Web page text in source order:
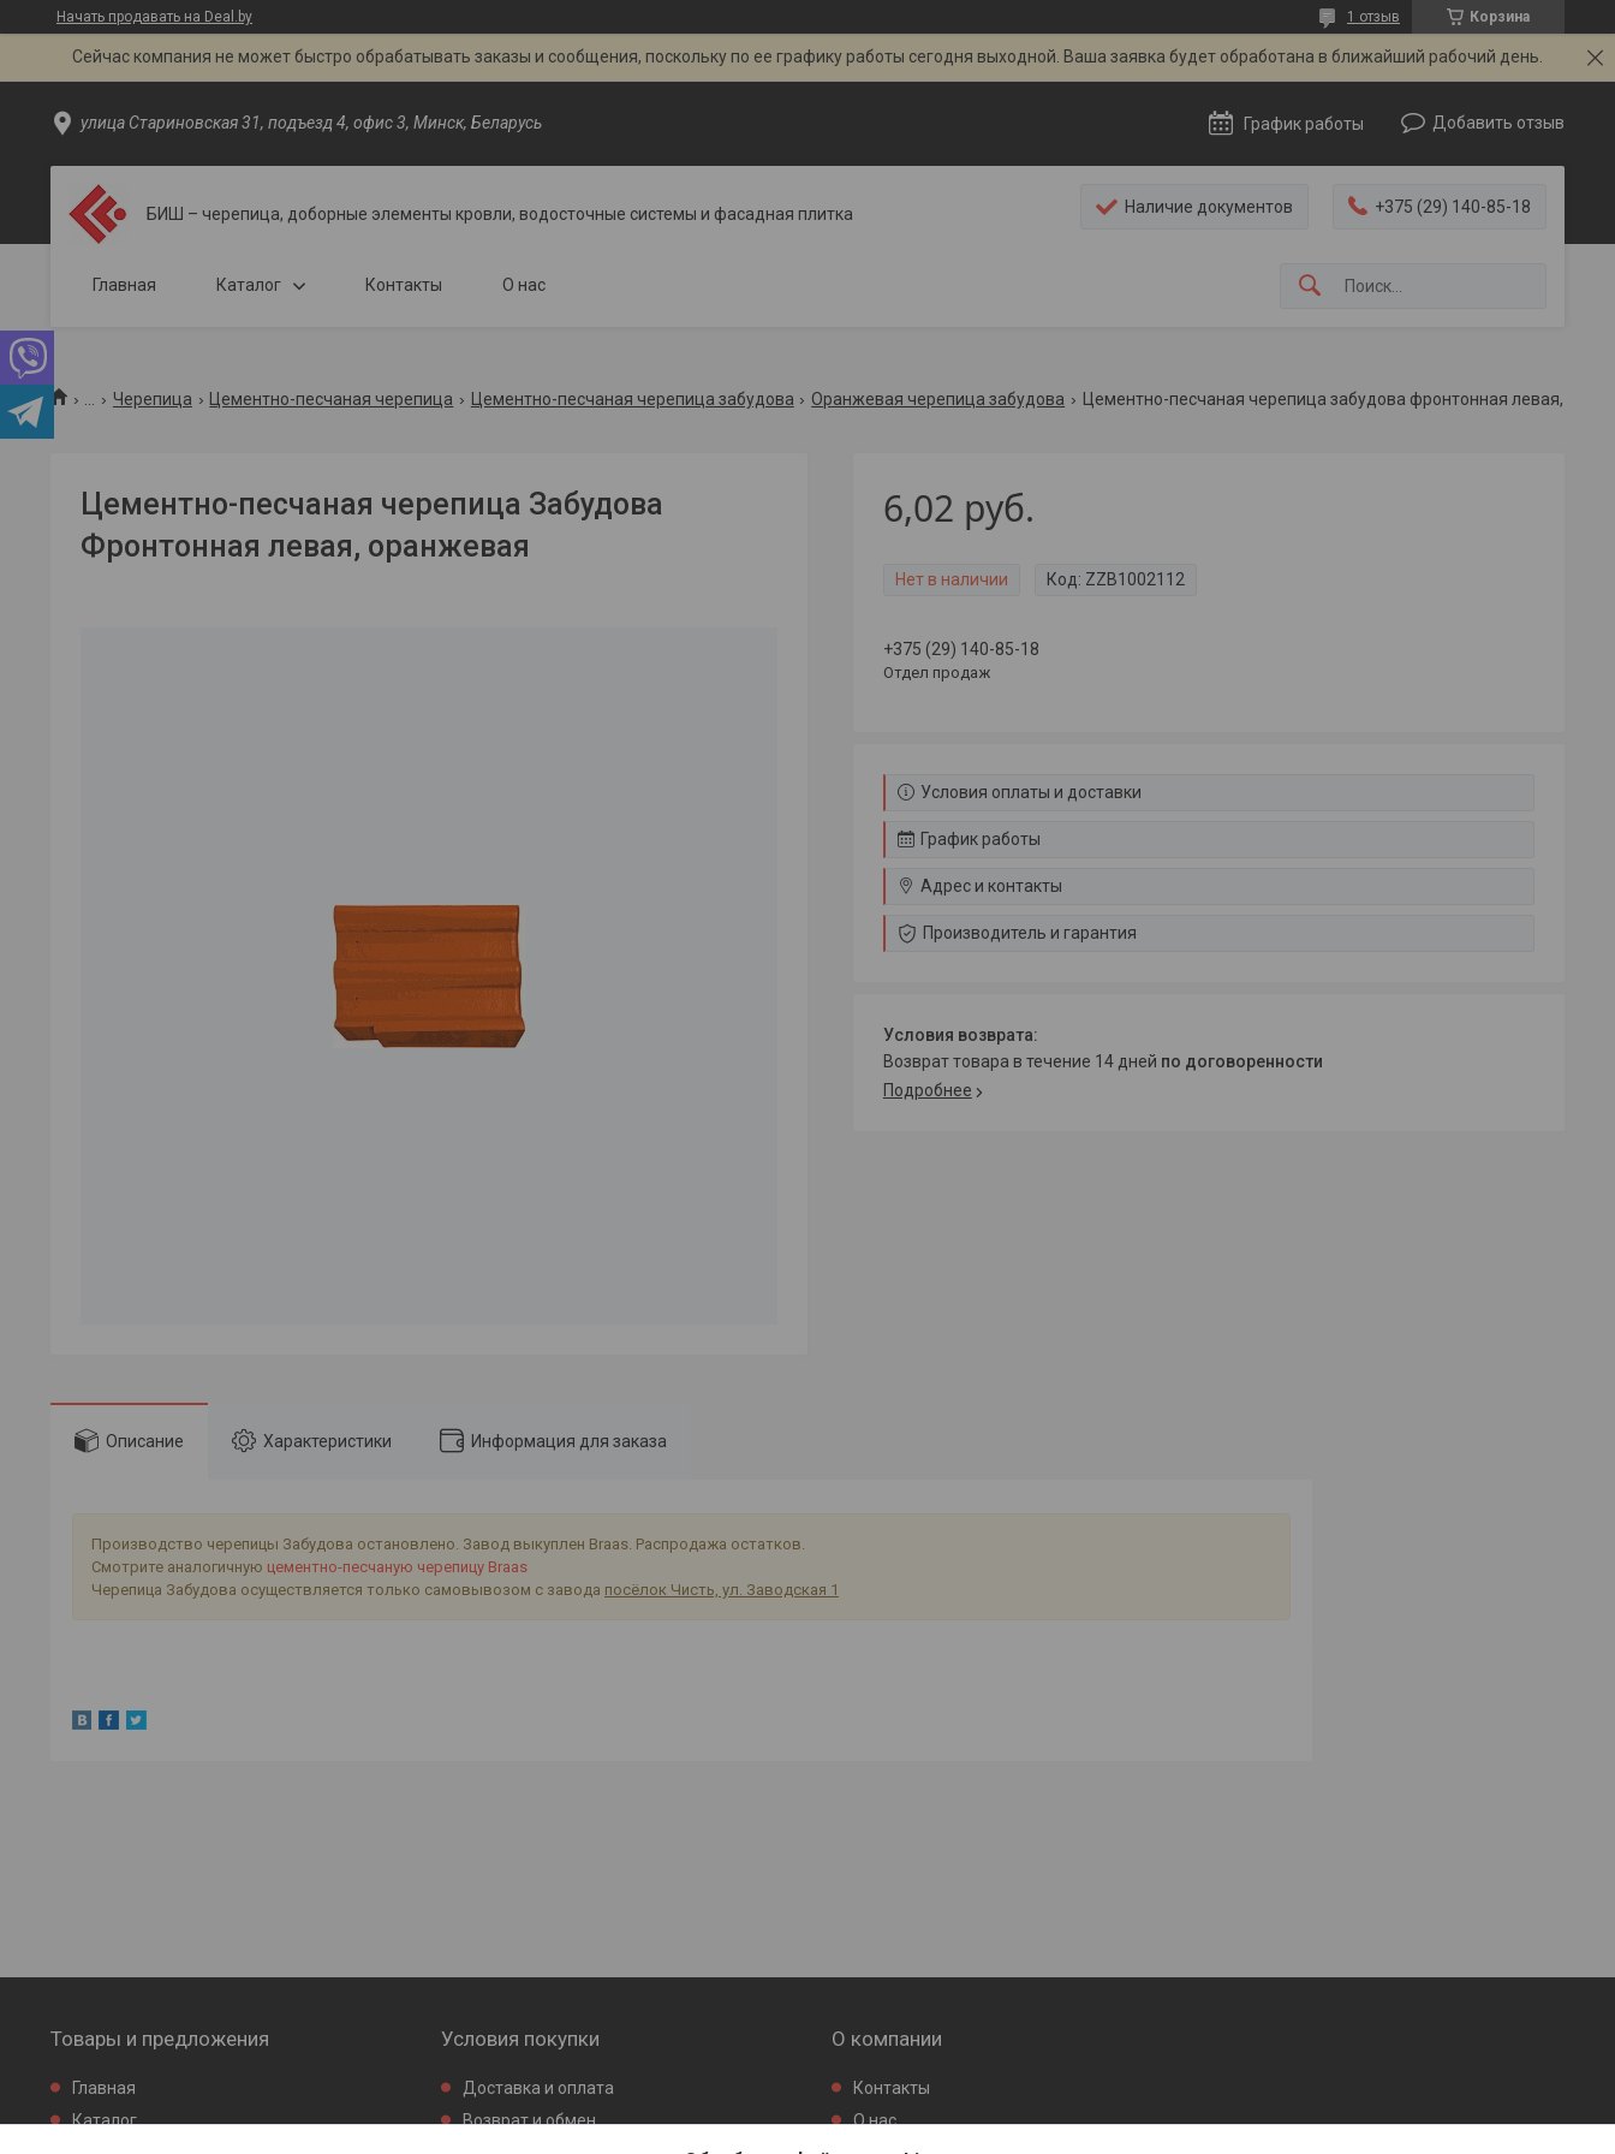
Начать продавать на Deal.by Корзина
1 отзыв
Сейчас компания не может быстро обрабатывать заказы и сообщения, поскольку по ее графику работы сегодня выходной. Ваша заявка будет обработана в ближайший рабочий день.
улица Стариновская 31, подъезд 4, офис 3, Минск, Беларусь График работы Добавить отзыв
БИШ – черепица, доборные элементы кровли, водосточные системы и фасадная плитка Наличие документов +375 (29) 140-85-18
Главная Каталог Контакты О нас
Черепица Цементно-песчаная черепица Цементно-песчаная черепица забудова Оранжевая черепица забудова
Цементно-песчаная черепица Забудова
Фронтонная левая, оранжевая
6,02 руб.
Нет в наличии Код: ZZB1002112
+375 (29) 140-85-18
Отдел продаж
Условия оплаты и доставки
График работы
Адрес и контакты
Производитель и гарантия
возврат товара в течение 14 дней по договоренности
Подробнее
Описание Характеристики Информация для заказа
Производство черепицы Забудова остановлено. Завод выкуплен Braas. Распродажа остатков.
Смотрите аналогичную цементно-песчаную черепицу Braas
Черепица Забудова осуществляется только самовывозом с завода посёлок Чисть, ул. Заводская 1
Товары и предложения
Главная
Каталог
Условия покупки
Доставка и оплата
Возврат и обмен
О компании
Контакты
О нас